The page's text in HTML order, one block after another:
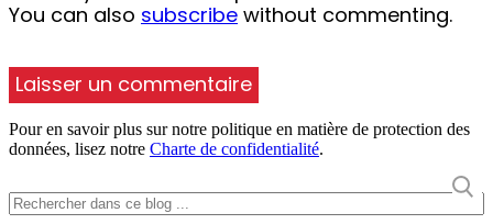
You can also subscribe without commenting.
Pour en savoir plus sur notre politique en matière de protection des
données, lisez notre Charte de confidentialité.